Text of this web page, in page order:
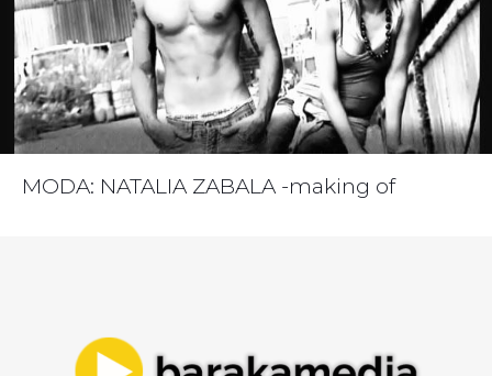
MODA: NATALIA ZABALA -making of